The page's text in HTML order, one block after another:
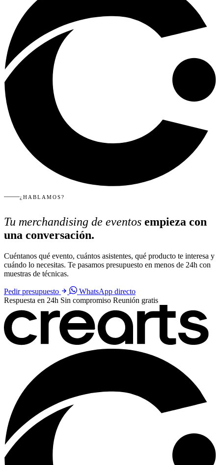
¿HABLAMOS?
Tu merchandising de eventos empieza con
una conversación.
Cuéntanos qué evento, cuántos asistentes, qué producto te interesa y
cuándo lo necesitas. Te pasamos presupuesto en menos de 24h con
muestras de técnicas.
Pedir presupuesto
WhatsApp directo
Respuesta en 24h Sin compromiso Reunión gratis